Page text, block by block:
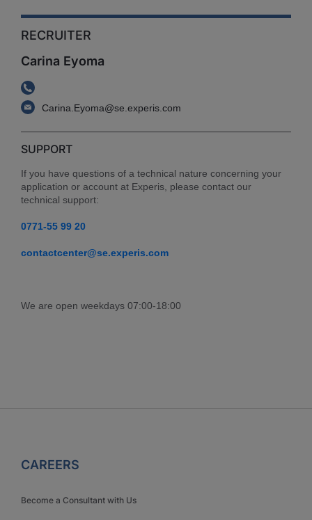
RECRUITER
Carina Eyoma
Carina.Eyoma@se.experis.com
SUPPORT
If you have questions of a technical nature concerning your
application or account at Experis, please contact our
technical support:
0771-55 99 20
contactcenter@se.experis.com
We are open weekdays 07:00-18:00
CAREERS
Become a Consultant with Us